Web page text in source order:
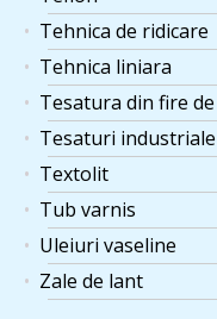
Tehnica de ridicare
Tehnica liniara
Tesatura din fire
Tesaturi industriale
Textolit
Tub varnis
Uleiuri vaseline
Zale de lant